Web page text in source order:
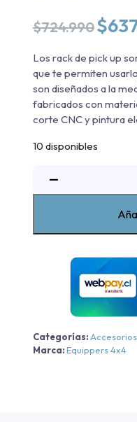
$724.990 El
precio
original
era:
$
Los rack de pick up
que te permiten
son diseñados a la
fabricados con
corte CNC y pintura
10 disponibles
−
max
Chevrolet
Colorado
2019-
cantidad
Categorías:
Marca:Equippers 4x4